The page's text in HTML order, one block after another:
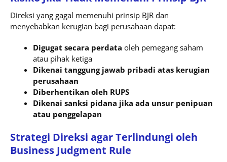
Direksi yang gagal memenuhi prinsip BJR dan
menyebabkan kerugian bagi perusahaan dapat:
Digugat secara perdata oleh pemegang saham
atau pihak ketiga
Dikenai tanggung jawab pribadi atas kerugian
perusahaan
Diberhentikan oleh RUPS
Dikenai sanksi pidana jika ada unsur penipuan
atau penggelapan
Strategi Direksi agar Terlindungi oleh
Business Judgment Rule